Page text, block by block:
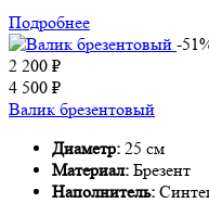
Подробнее
-
2 200 ₽
4 500 ₽
Валик брезентовый
Диаметр: 25 см
Материал: Брезент
Наполнитель: